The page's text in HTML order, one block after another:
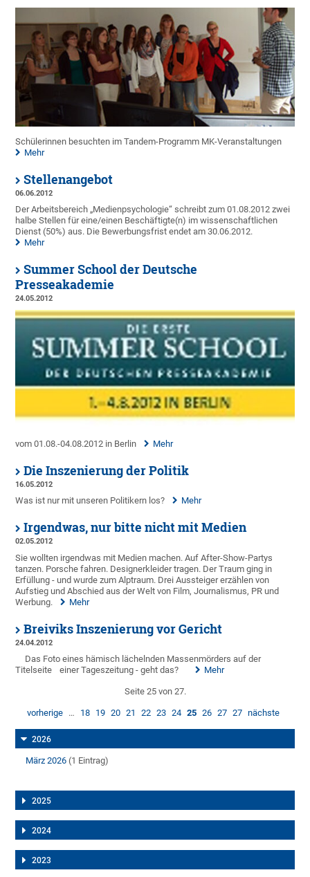
Schülerinnen besuchten im Tandem-Programm MK-Veranstaltungen
Mehr
Stellenangebot
06.06.2012
Der Arbeitsbereich „Medienpsychologie“ schreibt zum 01.08.2012 zwei
halbe Stellen für eine/einen Beschäftigte(n) im wissenschaftlichen
Dienst (50%) aus. Die Bewerbungsfrist endet am 30.06.2012.
Mehr
Summer School der Deutsche
Presseakademie
24.05.2012
vom 01.08.-04.08.2012 in Berlin Mehr
Die Inszenierung der Politik
16.05.2012
Was ist nur mit unseren Politikern los? Mehr
Irgendwas, nur bitte nicht mit Medien
02.05.2012
Sie wollten irgendwas mit Medien machen. Auf After-Show-Partys
tanzen. Porsche fahren. Designerkleider tragen. Der Traum ging in
Erfüllung - und wurde zum Alptraum. Drei Aussteiger erzählen von
Aufstieg und Abschied aus der Welt von Film, Journalismus, PR und
Werbung.
Mehr
Breiviks Inszenierung vor Gericht
24.04.2012
Das Foto eines hämisch lächelnden Massenmörders auf der
Titelseite
einer Tageszeitung - geht das? Mehr
Seite 25 von 27.
vorherige … 18 19 20 21 22 23 24 25 26 27 27 nächste
2026
März 2026 (1 Eintrag)
2025
2024
2023